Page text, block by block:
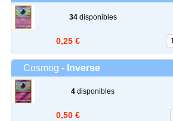
34disponibles
0,25 €
Cosmog - Inverse
4 disponibles
0,50 €